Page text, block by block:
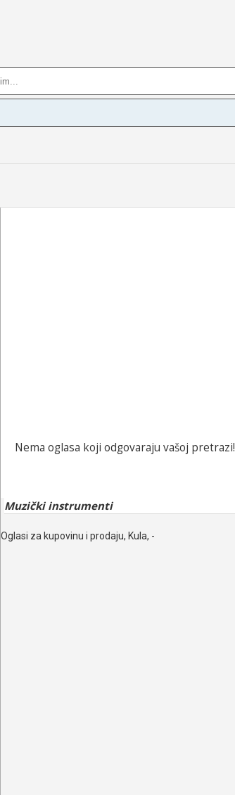
Nema oglasa koji odgovaraju vašoj pretrazi!
Muzički instrumenti
Oglasi za kupovinu i prodaju, Kula, -